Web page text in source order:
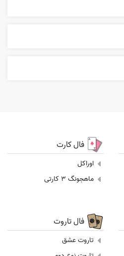
فال کارت
اوراکل
ماهجونگ 3 کارتی
فال تاروت
تاروت عشق